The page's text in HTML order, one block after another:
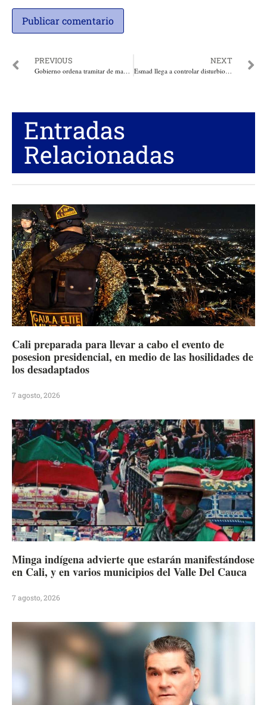
PREVIOUS
Gobierno ordena tramitar de manera urgente una nueva Ley de Financiamiento
NEXT
Esmad llega a controlar disturbios en la Universidad del Atlántico
Entradas
Relacionadas
Cali preparada para llevar a cabo el evento de
posesion presidencial, en medio de las hosilidades de
los desadaptados
7 agosto, 2026
Minga indígena advierte que estarán manifestándose
en Cali, y en varios municipios del Valle Del Cauca
7 agosto, 2026